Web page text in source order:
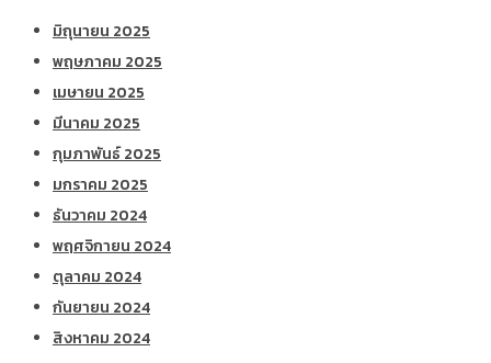
มิถุนายน 2025
พฤษภาคม 2025
เมษายน 2025
มีนาคม 2025
กุมภาพันธ์ 2025
มกราคม 2025
ธันวาคม 2024
พฤศจิกายน 2024
ตุลาคม 2024
กันยายน 2024
สิงหาคม 2024